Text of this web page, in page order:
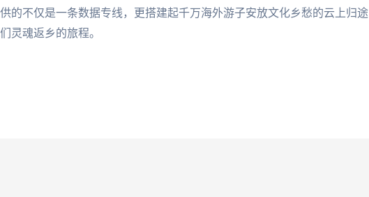
的不仅是一条数据专线，更搭建起千万海外游子安放文化乡愁的云上归途
魂返乡的旅程。